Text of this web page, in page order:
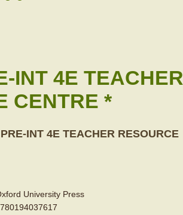
INT 4E TEACHER
CENTRE *
INT 4E TEACHER RESOURCE
University Press